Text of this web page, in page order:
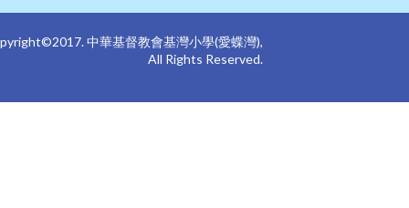
中華基督教會基灣小學(愛蝶灣),
All Rights Reserved.